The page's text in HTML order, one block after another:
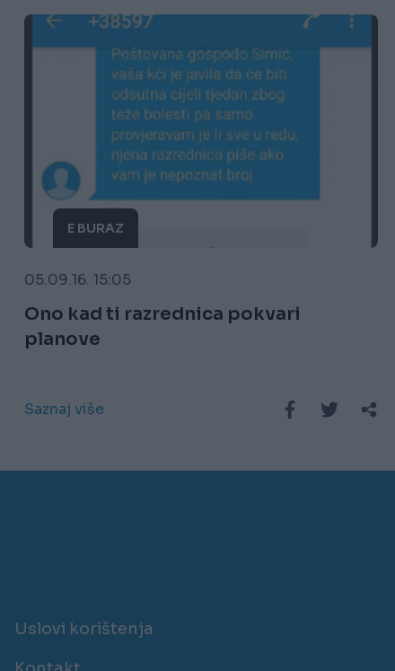
E BURAZ
05.09.16. 15:05
Ono kad ti razrednica pokvari
planove
Saznaj više
Uslovi korištenja